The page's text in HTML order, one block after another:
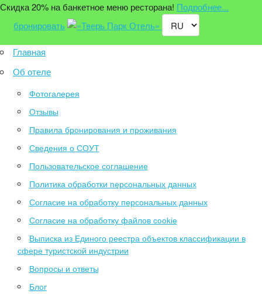
Скидка 20% на банкетное меню ресторана! Подробнее...
бронировать
Главная
Об отеле
Фотогалерея
Отзывы
Правила бронирования и проживания
Сведения о СОУТ
Пользовательское соглашение
Политика обработки персональных данных
Согласие на обработку персональных данных
Согласие на обработку файлов cookie
Выписка из Единого реестра объектов классификации в
сфере туристской индустрии
Вопросы и ответы
Блог